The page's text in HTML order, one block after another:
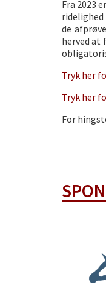
Fra 2023
ridelighed
de
herved at
Tryk her
Tryk her
For